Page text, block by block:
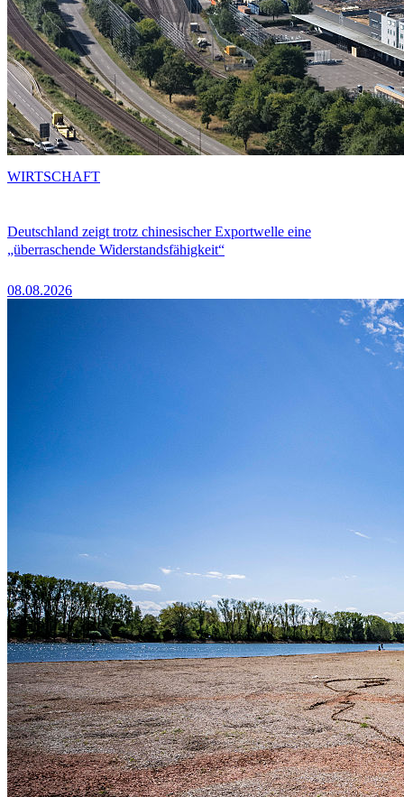
Deutschland zeigt trotz chinesischer Exportwelle eine
„überraschende Widerstandsfähigkeit“
08.08.2026
WIRTSCHAFT